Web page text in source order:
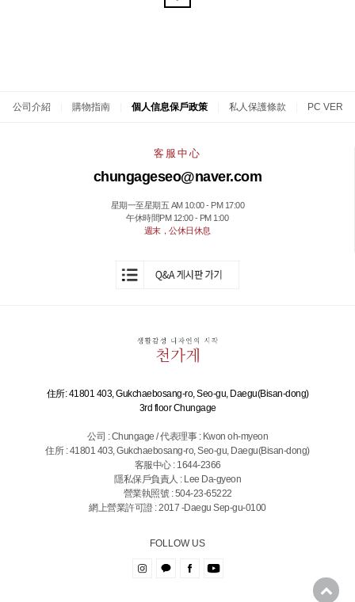
公司介紹 購物指南 個人信息保戶政策 私人保護條款 PC VER
客服中心
chungageseo@naver.com
星期一至星期五 AM 10:00 - PM 17:00
午休時間PM 12:00 - PM 1:00
週末，公休日休息
住所: 41801 403, Gukchaebosang-ro, Seo-gu, Daegu(Bisan-dong)
3rd floor Chungage
公司 : Chungage / 代表理事 : Kwon oh-myeon
住所 : 41801 403, Gukchaebosang-ro, Seo-gu, Daegu(Bisan-dong)
客服中心 : 1644-2366
隱私保戶負責人 : Lee Da-gyeon
營業執照號 : 504-23-65222
網上營業許可證 : 2017 -Daegu Sep-gu-0100
FOLLOW US